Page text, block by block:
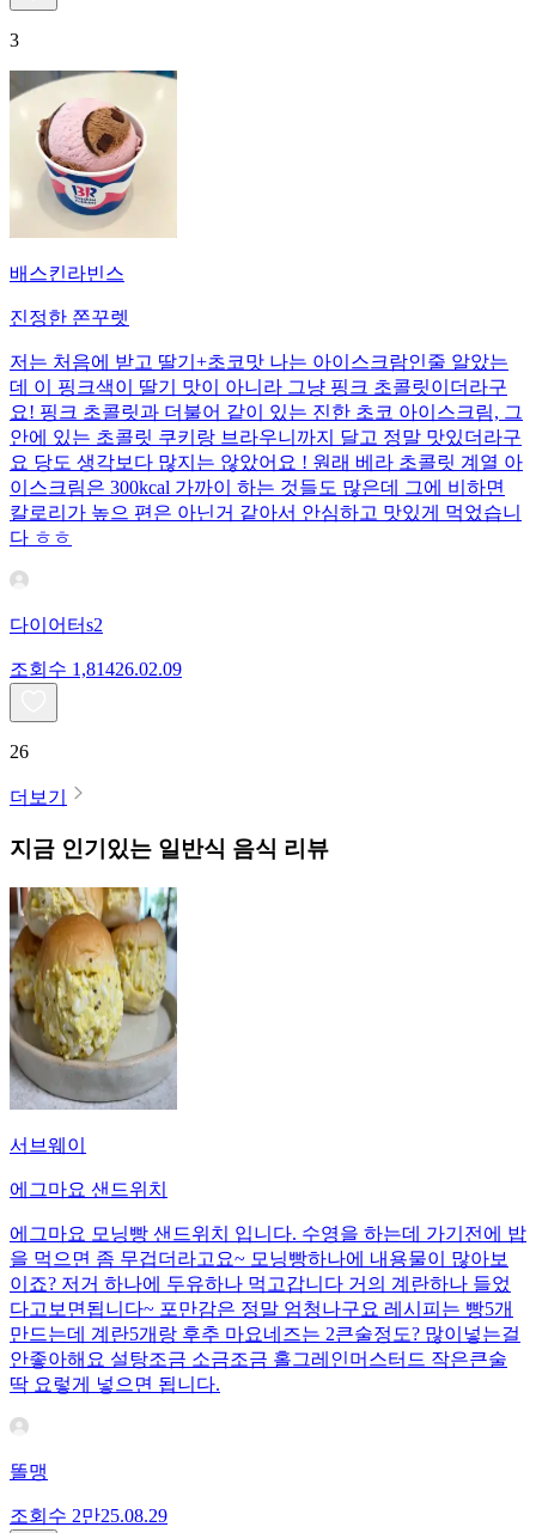
3
배스킨라빈스
진정한 쫀꾸렛
저는 처음에 받고 딸기+초코맛 나는 아이스크람인줄 알았는
데 이 핑크색이 딸기 맛이 아니라 그냥 핑크 초콜릿이더라구
요! 핑크 초콜릿과 더불어 같이 있는 진한 초코 아이스크림, 그
안에 있는 초콜릿 쿠키랑 브라우니까지 달고 정말 맛있더라구
요 당도 생각보다 많지는 않았어요 ! 원래 베라 초콜릿 계열 아
이스크림은 300kcal 가까이 하는 것들도 많은데 그에 비하면
칼로리가 높으 편은 아닌거 같아서 안심하고 맛있게 먹었습니
다 ㅎㅎ
다이어터s2
조회수 1,81426.02.09
26
더보기
지금 인기있는 일반식 음식 리뷰
서브웨이
에그마요 샌드위치
에그마요 모닝빵 샌드위치 입니다. 수영을 하는데 가기전에 밥
을 먹으면 좀 무겁더라고요~ 모닝빵하나에 내용물이 많아보
이죠? 저거 하나에 두유하나 먹고갑니다 거의 계란하나 들었
다고보면됩니다~ 포만감은 정말 엄청나구요 레시피는 빵5개
만드는데 계란5개랑 후추 마요네즈는 2큰술정도? 많이넣는걸
안좋아해요 설탕조금 소금조금 홀그레인머스터드 작은큰술
딱 요렇게 넣으면 됩니다.
똘맹
조회수 2만25.08.29